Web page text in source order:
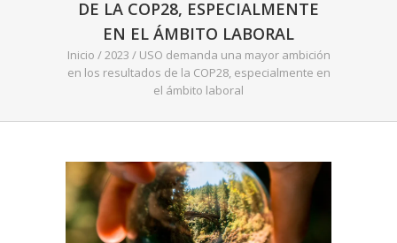
DE LA COP28, ESPECIALMENTE
EN EL ÁMBITO LABORAL
Inicio /2023 / USO demanda una mayor ambición
en los resultados de la COP28, especialmente en
el ámbito laboral